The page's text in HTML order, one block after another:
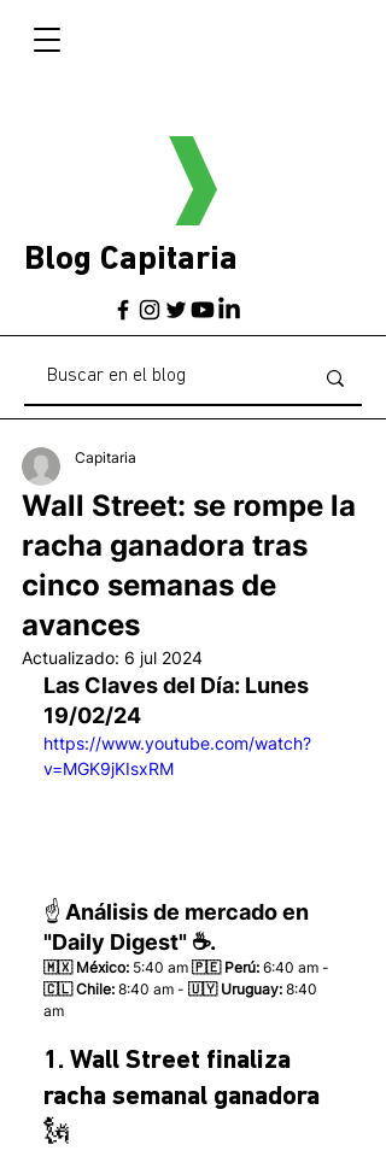
Blog Capitaria
Wall Street: se rompe la
racha ganadora tras
cinco semanas de
avances
Capitaria
Actualizado: 6 jul 2024
Las Claves del Día: Lunes
19/02/24
https://www.youtube.com/watch?
v=MGK9jKIsxRM
☝️ Análisis de mercado en
"Daily Digest" ☕.
🇲🇽 México: 5:40 am 🇵🇪 Perú: 6:40 am -
🇨🇱 Chile: 8:40 am - 🇺🇾 Uruguay: 8:40
am
1. Wall Street finaliza
racha semanal ganadora
🗽